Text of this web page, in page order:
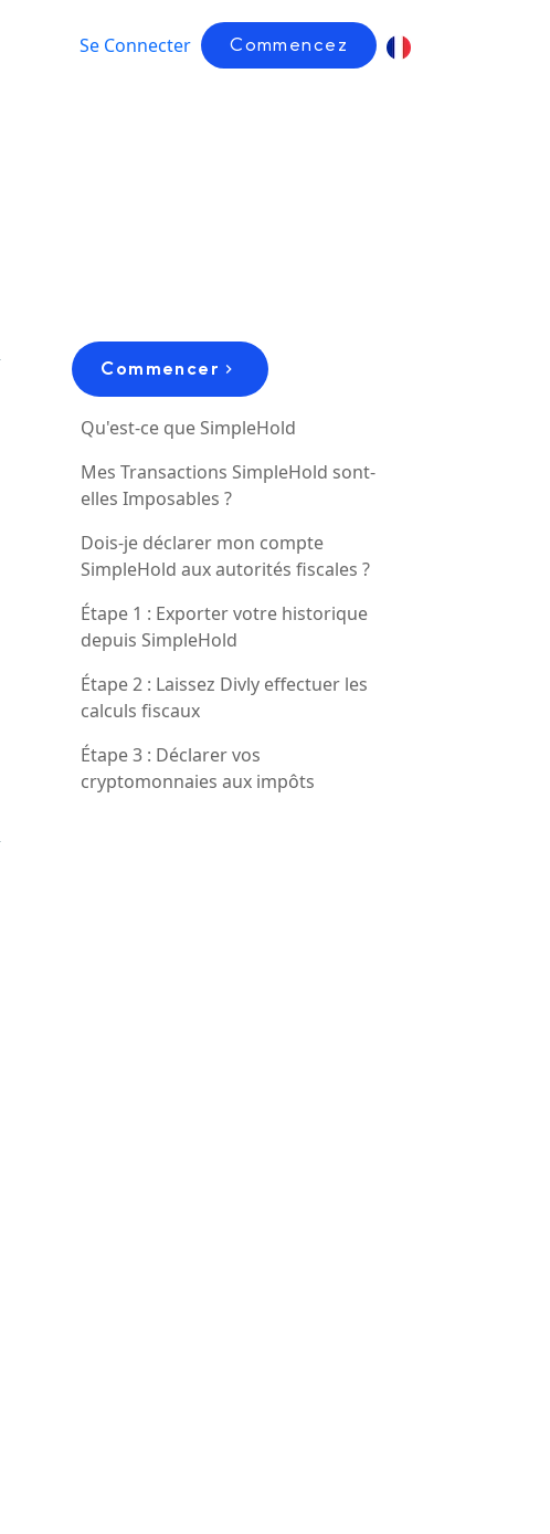
Se Connecter Commencez
Commencer
Qu'est-ce que SimpleHold
Mes Transactions SimpleHold sont-
elles Imposables ?
Dois-je déclarer mon compte
SimpleHold aux autorités fiscales ?
Étape 1 : Exporter votre historique
depuis SimpleHold
Étape 2 : Laissez Divly effectuer les
calculs fiscaux
Étape 3 : Déclarer vos
cryptomonnaies aux impôts